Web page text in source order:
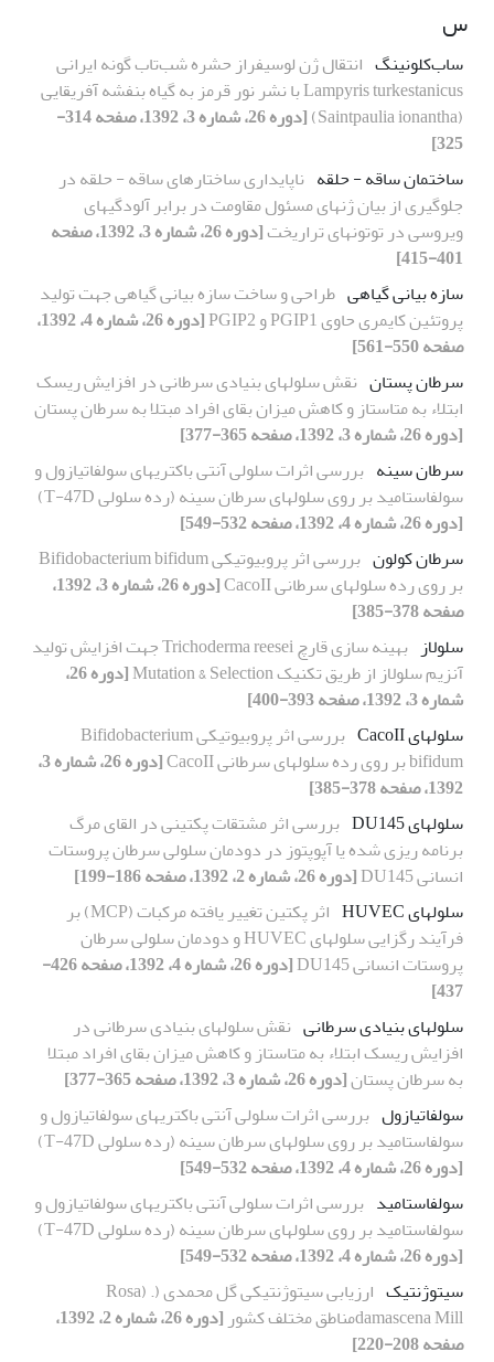
س
ساب‌کلونینگ انتقال ژن لوسیفراز حشره شب‌تاب گونه ایرانی
Lampyris turkestanicus با نشر نور قرمز به گیاه بنفشه آفریقایی
(Saintpaulia ionantha)
[دوره 26، شماره 3، 1392، صفحه 314-
325]
ساختمان ساقه - حلقه ناپایداری ساختارهای ساقه - حلقه در
جلوگیری از بیان ژنهای مسئول مقاومت در برابر آلودگیهای
ویروسی در توتونهای تراریخت
[دوره 26، شماره 3، 1392، صفحه
401-415]
سازه بیانی گیاهی طراحی و ساخت سازه بیانی گیاهی جهت تولید
پروتئین کایمری حاوی PGIP1 و PGIP2
[دوره 26، شماره 4، 1392،
صفحه 550-561]
سرطان پستان نقش سلولهای بنیادی سرطانی در افزایش ریسک
ابتلاء به متاستاز و کاهش میزان بقای افراد مبتلا به سرطان پستان
[دوره 26، شماره 3، 1392، صفحه 365-377]
سرطان سینه بررسی اثرات سلولی آنتی باکتریهای سولفاتیازول و
سولفاستامید بر روی سلولهای سرطان سینه (رده‏ سلولی T-47D)
[دوره 26، شماره 4، 1392، صفحه 532-549]
سرطان کولون
بررسی اثر پروبیوتیکی Bifidobacterium bifidum
بر روی رده سلولهای سرطانی CacoII
[دوره 26، شماره 3، 1392،
صفحه 378-385]
سلولاز
بهینه سازی قارچ Trichoderma reesei جهت افزایش تولید
آنزیم سلولاز از طریق تکنیک Mutation & Selection
[دوره 26،
شماره 3، 1392، صفحه 393-400]
سلولهای CacoII
بررسی اثر پروبیوتیکی Bifidobacterium
bifidum بر روی رده سلولهای سرطانی CacoII
[دوره 26، شماره 3،
1392، صفحه 378-385]
سلولهای DU145
بررسی اثر مشتقات پکتینی در القای مرگ
برنامه ریزی شده یا آپوپتوز در دودمان سلولی سرطان پروستات
انسانی DU145
[دوره 26، شماره 2، 1392، صفحه 186-199]
سلولهای HUVEC
اثر پکتین تغییر یافته مرکبات (MCP) بر
فرآیند رگزایی سلولهای HUVEC و دودمان سلولی سرطان
پروستات انسانی DU145
[دوره 26، شماره 4، 1392، صفحه 426-
437]
سلولهای بنیادی سرطانی نقش سلولهای بنیادی سرطانی در
افزایش ریسک ابتلاء به متاستاز و کاهش میزان بقای افراد مبتلا
به سرطان پستان[دوره 26، شماره 3، 1392، صفحه 365-377]
سولفاتیازول بررسی اثرات سلولی آنتی باکتریهای سولفاتیازول و
سولفاستامید بر روی سلولهای سرطان سینه (رده‏ سلولی T-47D)
[دوره 26، شماره 4، 1392، صفحه 532-549]
سولفاستامید بررسی اثرات سلولی آنتی باکتریهای سولفاتیازول و
سولفاستامید بر روی سلولهای سرطان سینه (رده‏ سلولی T-47D)
[دوره 26، شماره 4، 1392، صفحه 532-549]
سیتوژنتیک
ارزیابی سیتوژنتیکی گل محمدی (. (Rosa
damascena Millمناطق مختلف کشور
[دوره 26، شماره 2، 1392،
صفحه 208-220]